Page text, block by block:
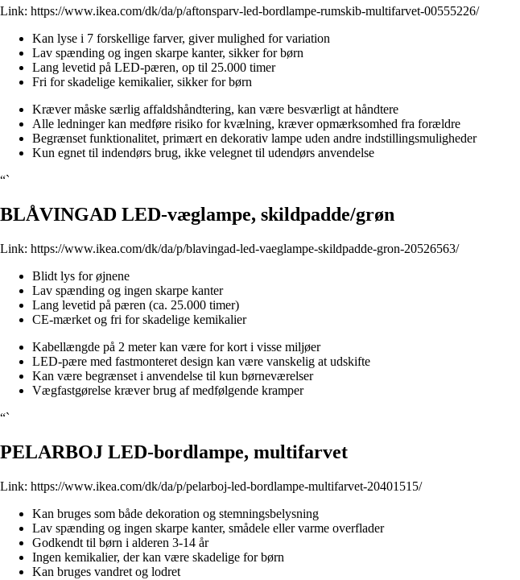
Link: https://www.ikea.com/dk/da/p/aftonsparv-led-bordlampe-rumskib-multifarvet-00555226/
Kan lyse i 7 forskellige farver, giver mulighed for variation
Lav spænding og ingen skarpe kanter, sikker for børn
Lang levetid på LED-pæren, op til 25.000 timer
Fri for skadelige kemikalier, sikker for børn
Kræver måske særlig affaldshåndtering, kan være besværligt at håndtere
Alle ledninger kan medføre risiko for kvælning, kræver opmærksomhed fra forældre
Begrænset funktionalitet, primært en dekorativ lampe uden andre indstillingsmuligheder
Kun egnet til indendørs brug, ikke velegnet til udendørs anvendelse
“`
BLÅVINGAD LED-væglampe, skildpadde/grøn
Link: https://www.ikea.com/dk/da/p/blavingad-led-vaeglampe-skildpadde-gron-20526563/
Blidt lys for øjnene
Lav spænding og ingen skarpe kanter
Lang levetid på pæren (ca. 25.000 timer)
CE-mærket og fri for skadelige kemikalier
Kabellængde på 2 meter kan være for kort i visse miljøer
LED-pære med fastmonteret design kan være vanskelig at udskifte
Kan være begrænset i anvendelse til kun børneværelser
Vægfastgørelse kræver brug af medfølgende kramper
“`
PELARBOJ LED-bordlampe, multifarvet
Link: https://www.ikea.com/dk/da/p/pelarboj-led-bordlampe-multifarvet-20401515/
Kan bruges som både dekoration og stemningsbelysning
Lav spænding og ingen skarpe kanter, smådele eller varme overflader
Godkendt til børn i alderen 3-14 år
Ingen kemikalier, der kan være skadelige for børn
Kan bruges vandret og lodret